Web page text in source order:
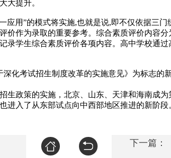
大提升。
应用”的模式将实施,也就是说,即不仅依据三
价作为录取的重要参考。综合素质评价内容
录学生综合素质评价各项内容。高中学校通
深化考试招生制度改革的实施意见》为标志的
生政策的实施，北京、山东、天津和海南成
进入了从东部试点向中西部地区推进的新阶段
下一篇：